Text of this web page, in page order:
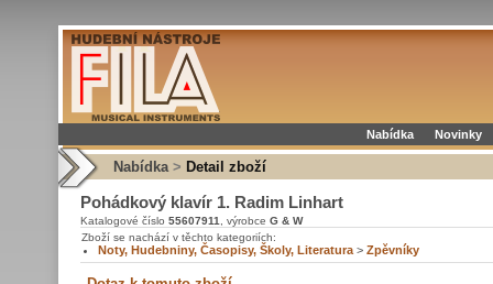
Nabídka Novinky
Nabídka > Detail zboží
Pohádkový klavír 1. Radim Linhart
Katalogové číslo 55607911 , výrobce G & W
Zboží se nachází v těchto kategoriích:
Noty, Hudebniny, Časopisy, Školy, Literatura > Zpěvníky